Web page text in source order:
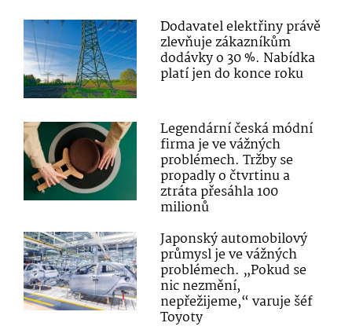
Dodavatel elektřiny právě
zlevňuje zákazníkům
dodávky o 30 %. Nabídka
platí jen do konce roku
Legendární česká módní
firma je ve vážných
problémech. Tržby se
propadly o čtvrtinu a
ztráta přesáhla 100
milionů
Japonský automobilový
průmysl je ve vážných
problémech. „Pokud se
nic nezmění,
nepřežijeme,“ varuje šéf
Toyoty